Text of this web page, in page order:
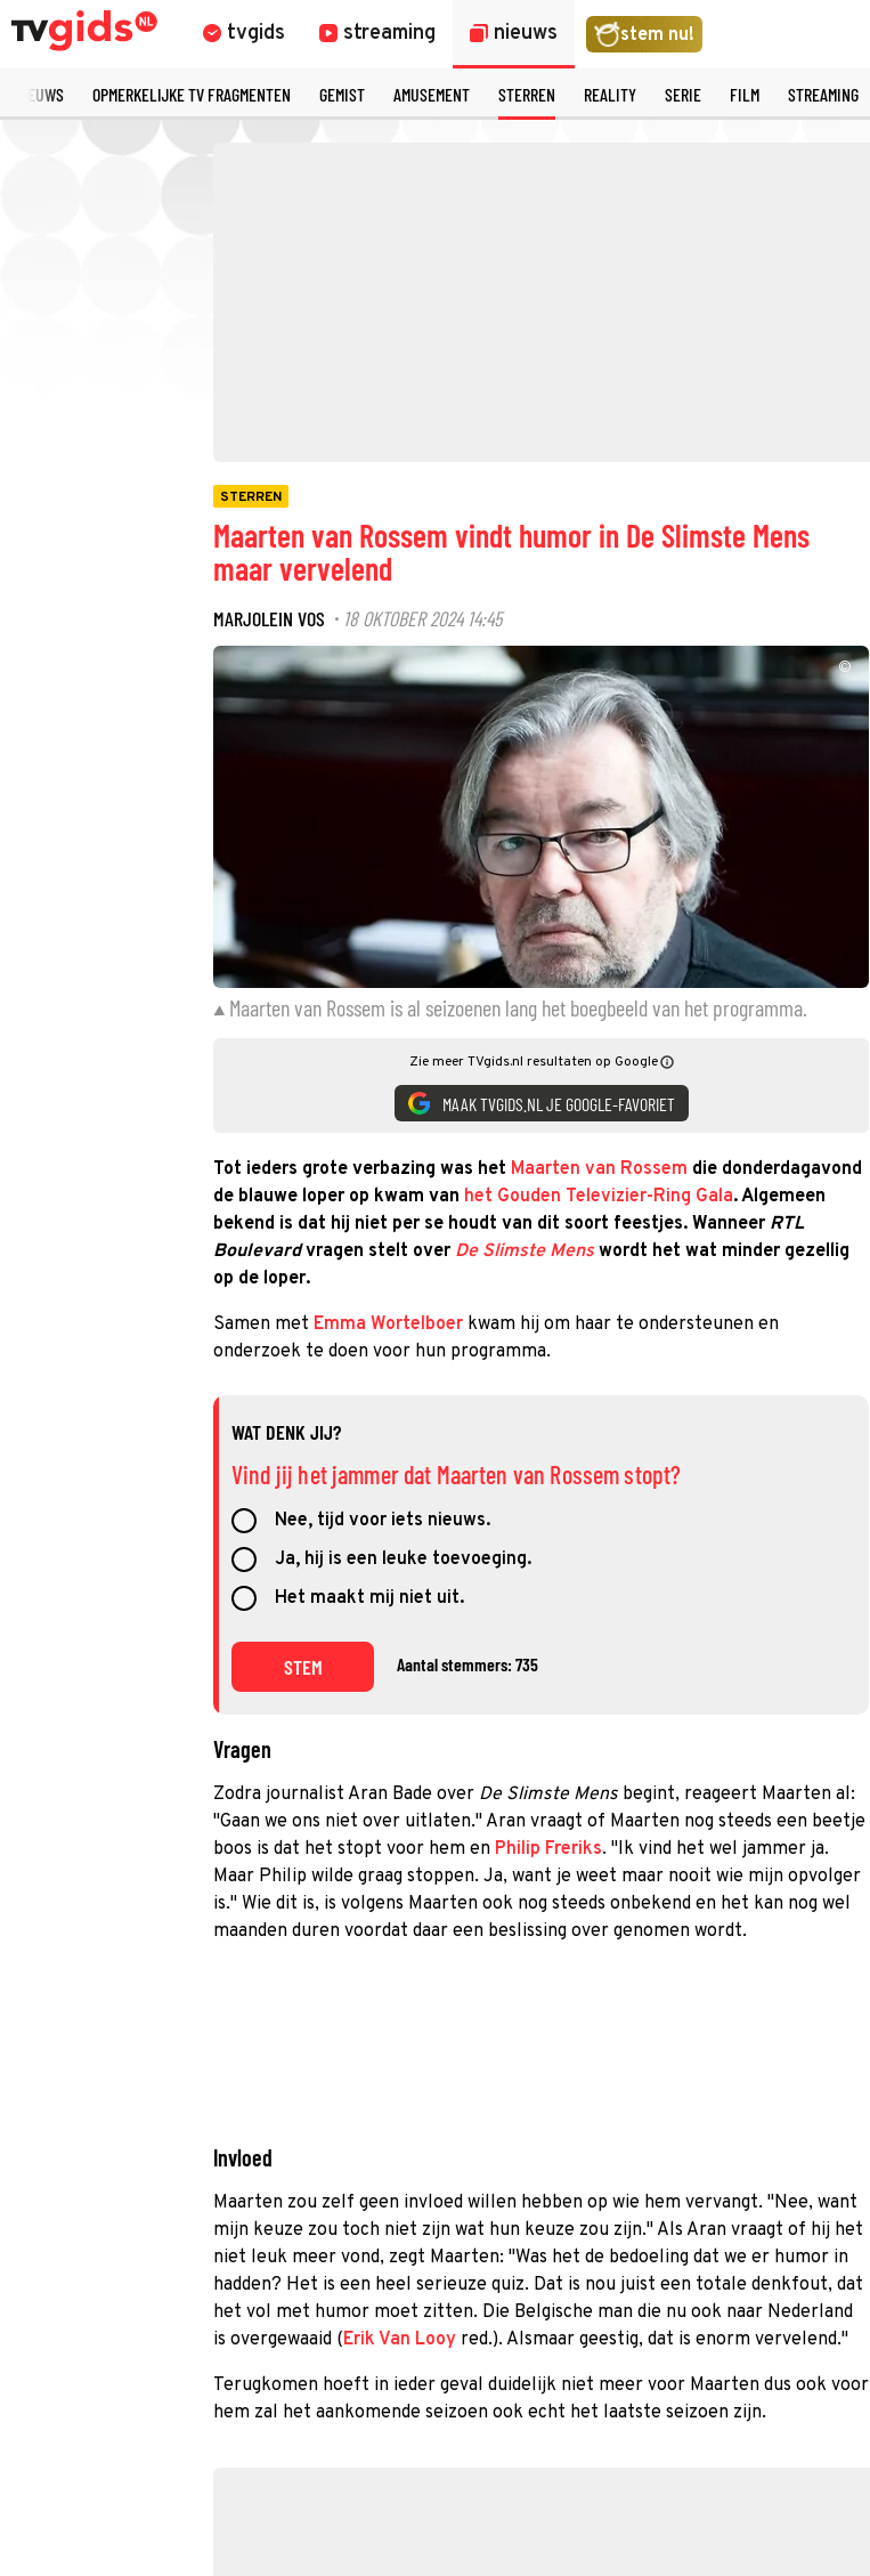
tvgids streaming nieuws stem nu!
NIEUWS OPMERKELIJKE TV FRAGMENTEN GEMIST AMUSEMENT STERREN REALITY SERIE FILM STREAMING
STERREN
Maarten van Rossem vindt humor in De Slimste Mens
maar vervelend
MARJOLEIN VOS · 18 OKTOBER 2024 14:45
©
Maarten van Rossem is al seizoenen lang het boegbeeld van het programma.
Zie meer TVgids.nl resultaten op Google
MAAK TVGIDS.NL JE GOOGLE-FAVORIET
Tot ieders grote verbazing was het Maarten van Rossem die donderdagavond
de blauwe loper op kwam van het Gouden Televizier-Ring Gala. Algemeen
bekend is dat hij niet per se houdt van dit soort feestjes. Wanneer RTL
Boulevardvragen stelt over De Slimste Mens wordt het wat minder gezellig
op de loper.
Samen met Emma Wortelboer kwam hij om haar te ondersteunen en
onderzoek te doen voor hun programma.
WAT DENK JIJ?
Vind jij het jammer dat Maarten van Rossem stopt?
Nee, tijd voor iets nieuws.
Ja, hij is een leuke toevoeging.
Het maakt mij niet uit.
STEM Aantal stemmers: 735
Vragen
Zodra journalist Aran Bade over De Slimste Mens begint, reageert Maarten al:
"Gaan we ons niet over uitlaten." Aran vraagt of Maarten nog steeds een beetje
boos is dat het stopt voor hem en Philip Freriks. "Ik vind het wel jammer ja.
Maar Philip wilde graag stoppen. Ja, want je weet maar nooit wie mijn opvolger
is." Wie dit is, is volgens Maarten ook nog steeds onbekend en het kan nog wel
maanden duren voordat daar een beslissing over genomen wordt.
Invloed
Maarten zou zelf geen invloed willen hebben op wie hem vervangt. "Nee, want
mijn keuze zou toch niet zijn wat hun keuze zou zijn." Als Aran vraagt of hij het
niet leuk meer vond, zegt Maarten: "Was het de bedoeling dat we er humor in
hadden? Het is een heel serieuze quiz. Dat is nou juist een totale denkfout, dat
het vol met humor moet zitten. Die Belgische man die nu ook naar Nederland
is overgewaaid (Erik Van Looy red.). Alsmaar geestig, dat is enorm vervelend."
Terugkomen hoeft in ieder geval duidelijk niet meer voor Maarten dus ook voor
hem zal het aankomende seizoen ook echt het laatste seizoen zijn.